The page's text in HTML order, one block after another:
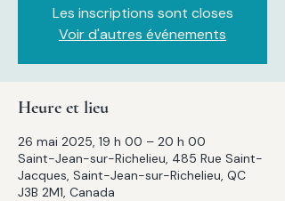
Les inscriptions sont closes
Voir d'autres événements
Heure et lieu
26 mai 2025, 19 h 00 – 20 h 00
Saint-Jean-sur-Richelieu, 485 Rue Saint-
Jacques, Saint-Jean-sur-Richelieu, QC
J3B 2M1, Canada